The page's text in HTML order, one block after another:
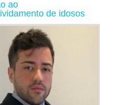
ao
de idosos